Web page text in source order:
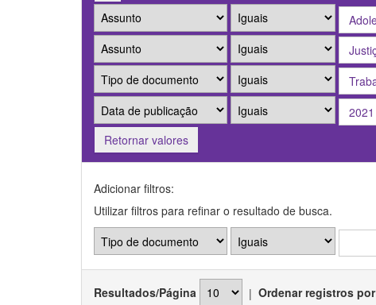
Retornar valores
Adicionar filtros:
Utilizar filtros para refinar o resultado de busca.
Resultados/Página | Ordenar registros por